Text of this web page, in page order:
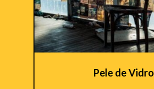
Pele de Vidro